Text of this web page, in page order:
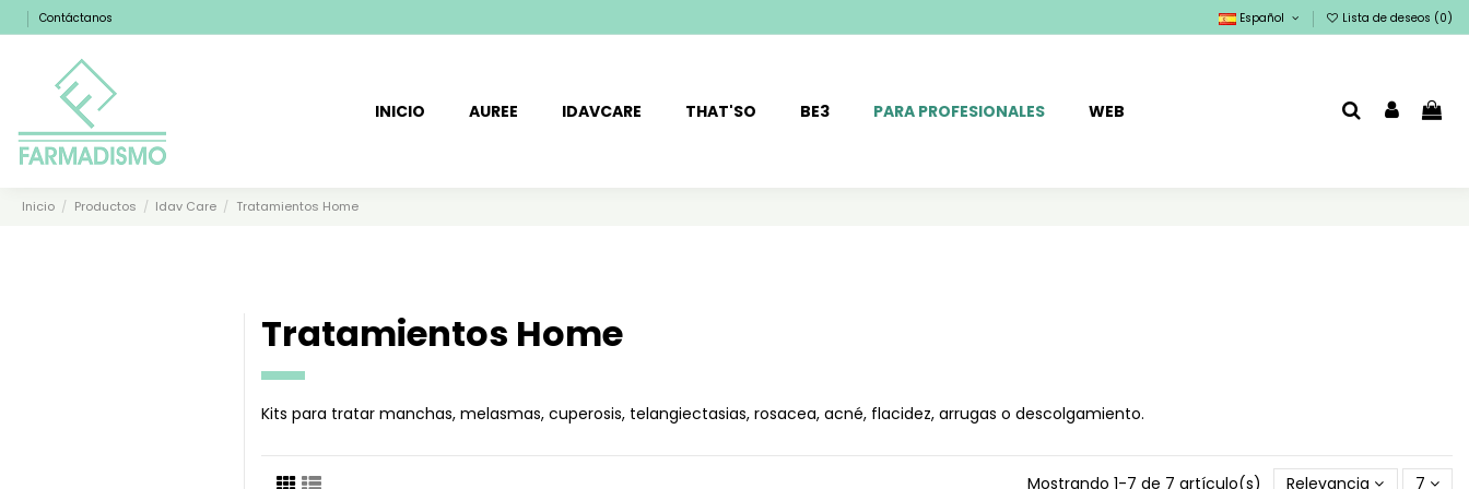
Contáctanos Español Lista de deseos (0)
INICIO AUREE IDAVCARE THAT'SO BE3 PARA PROFESIONALES WEB
Inicio Productos Idav Care Tratamientos Home
Tratamientos Home
Kits para tratar manchas, melasmas, cuperosis, telangiectasias, rosacea, acné, flacidez, arrugas o descolgamiento.
Mostrando 1-7 de 7 artículo(s) Relevancia 7